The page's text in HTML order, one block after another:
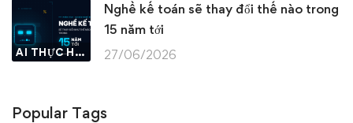
AI THỰC HÀNH
Nghề kế toán sẽ thay đổi thế nào trong
15 năm tới
27/06/2026
Popular Tags